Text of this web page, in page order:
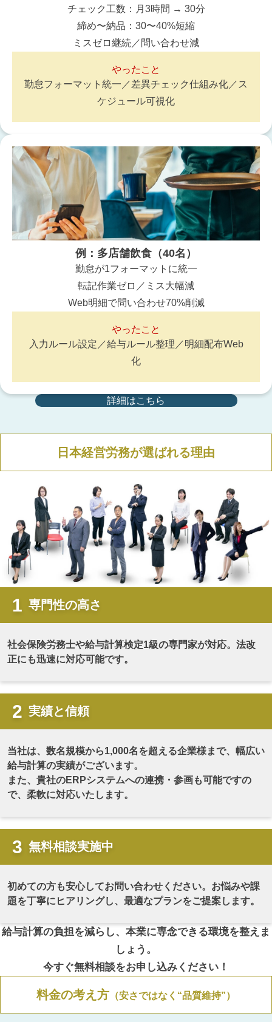
チェック工数：月3時間 → 30分
締め〜納品：30〜40%短縮
ミスゼロ継続／問い合わせ減
やったこと
勤怠フォーマット統一／差異チェック仕組み化／ス
ケジュール可視化
例：多店舗飲食（40名）
勤怠が1フォーマットに統一
転記作業ゼロ／ミス大幅減
Web明細で問い合わせ70%削減
やったこと
入力ルール設定／給与ルール整理／明細配布Web
化
詳細はこちら
日本経営労務が選ばれる理由
専門性の高さ
社会保険労務士や給与計算検定1級の専門家が対応。法改
正にも迅速に対応可能です。
実績と信頼
当社は、数名規模から1,000名を超える企業様まで、幅広い
給与計算の実績がございます。
また、貴社のERPシステムへの連携・参画も可能ですの
で、柔軟に対応いたします。
無料相談実施中
初めての方も安心してお問い合わせください。お悩みや課
題を丁寧にヒアリングし、最適なプランをご提案します。
給与計算の負担を減らし、本業に専念できる環境を整えま
しょう。
今すぐ無料相談をお申し込みください！
料金の考え方 （安さではなく“品質維持”）